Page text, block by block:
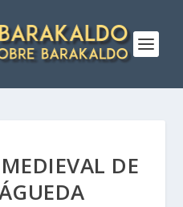
DE